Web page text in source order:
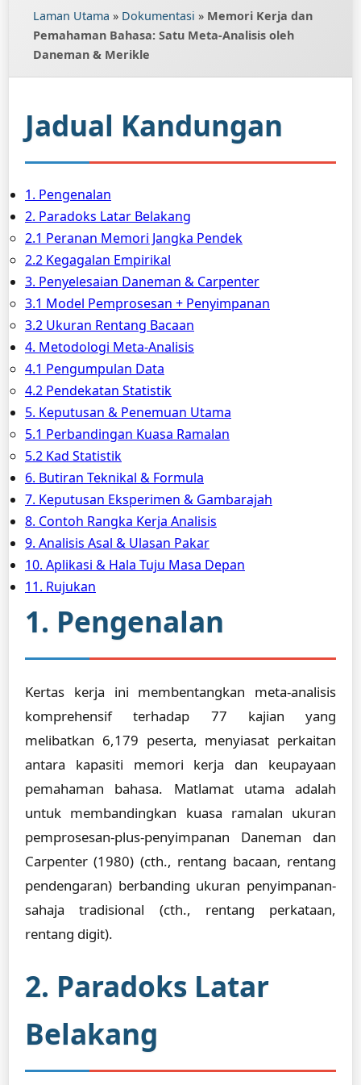
Laman Utama » Dokumentasi » Memori Kerja dan
Pemahaman Bahasa: Satu Meta-Analisis oleh
Daneman & Merikle
Jadual Kandungan
1. Pengenalan
2. Paradoks Latar Belakang
2.1 Peranan Memori Jangka Pendek
2.2 Kegagalan Empirikal
3. Penyelesaian Daneman & Carpenter
3.1 Model Pemprosesan + Penyimpanan
3.2 Ukuran Rentang Bacaan
4. Metodologi Meta-Analisis
4.1 Pengumpulan Data
4.2 Pendekatan Statistik
5. Keputusan & Penemuan Utama
5.1 Perbandingan Kuasa Ramalan
5.2 Kad Statistik
6. Butiran Teknikal & Formula
7. Keputusan Eksperimen & Gambarajah
8. Contoh Rangka Kerja Analisis
9. Analisis Asal & Ulasan Pakar
10. Aplikasi & Hala Tuju Masa Depan
11. Rujukan
1. Pengenalan
Kertas kerja ini membentangkan meta-analisis
komprehensif terhadap 77 kajian yang
melibatkan 6,179 peserta, menyiasat perkaitan
antara kapasiti memori kerja dan keupayaan
pemahaman bahasa. Matlamat utama adalah
untuk membandingkan kuasa ramalan ukuran
pemprosesan-plus-penyimpanan Daneman dan
Carpenter (1980) (cth., rentang bacaan, rentang
pendengaran) berbanding ukuran penyimpanan-
sahaja tradisional (cth., rentang perkataan,
rentang digit).
2. Paradoks Latar
Belakang